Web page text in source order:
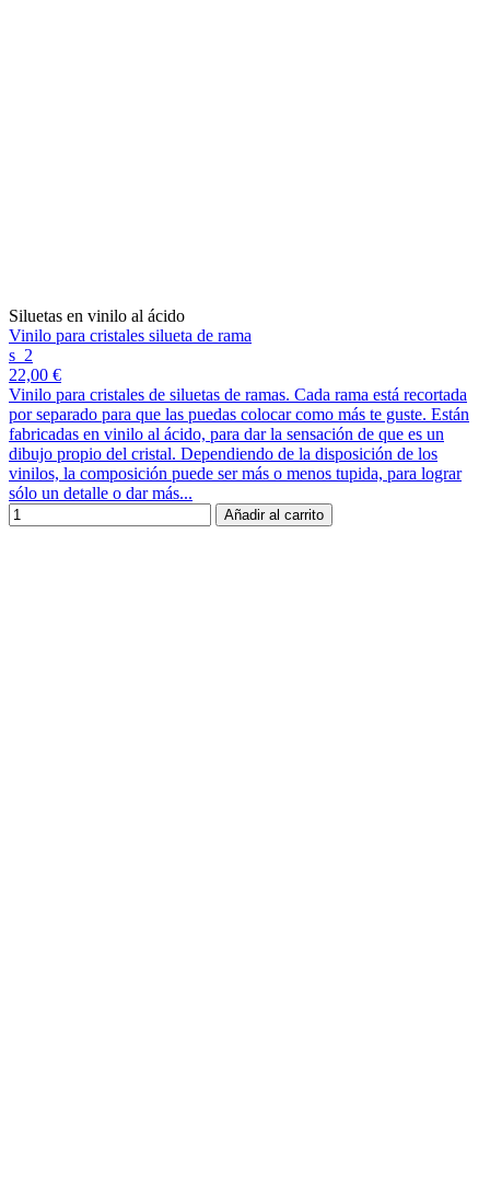
Siluetas en vinilo al ácido
Vinilo para cristales silueta de rama
s_2
22,00 €
Vinilo para cristales de siluetas de ramas. Cada rama está recortada
por separado para que las puedas colocar como más te guste. Están
fabricadas en vinilo al ácido, para dar la sensación de que es un
dibujo propio del cristal. Dependiendo de la disposición de los
vinilos, la composición puede ser más o menos tupida, para lograr
sólo un detalle o dar más...
Añadir al carrito